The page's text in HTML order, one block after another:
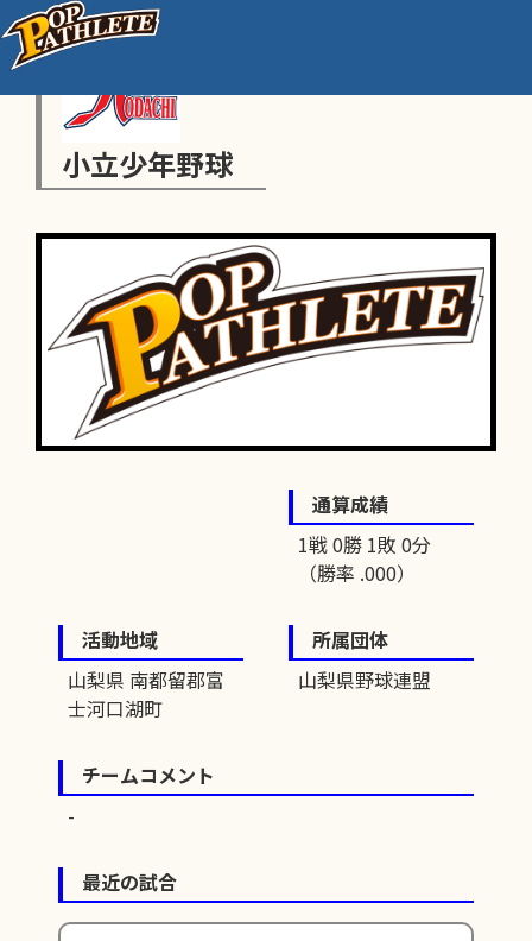
小立少年野球
通算成績
1戦 0勝 1敗 0分
（勝率 .000）
活動地域
山梨県 南都留郡富
士河口湖町
所属団体
山梨県野球連盟
チームコメント
最近の試合